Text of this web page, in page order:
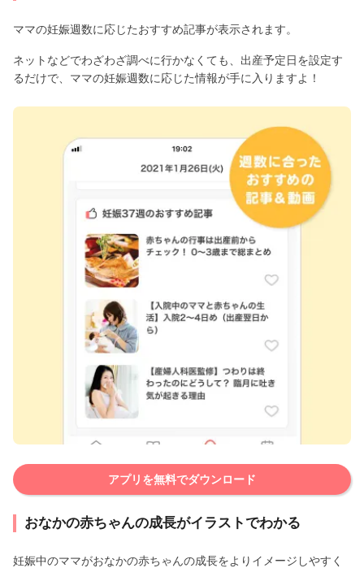
ママの妊娠週数に応じたおすすめ記事が表示されます。
ネットなどでわざわざ調べに行かなくても、出産予定日を設定す
るだけで、ママの妊娠週数に応じた情報が手に入りますよ！
アプリを無料でダウンロード
おなかの赤ちゃんの成長がイラストでわかる
妊娠中のママがおなかの赤ちゃんの成長をよりイメージしやすく